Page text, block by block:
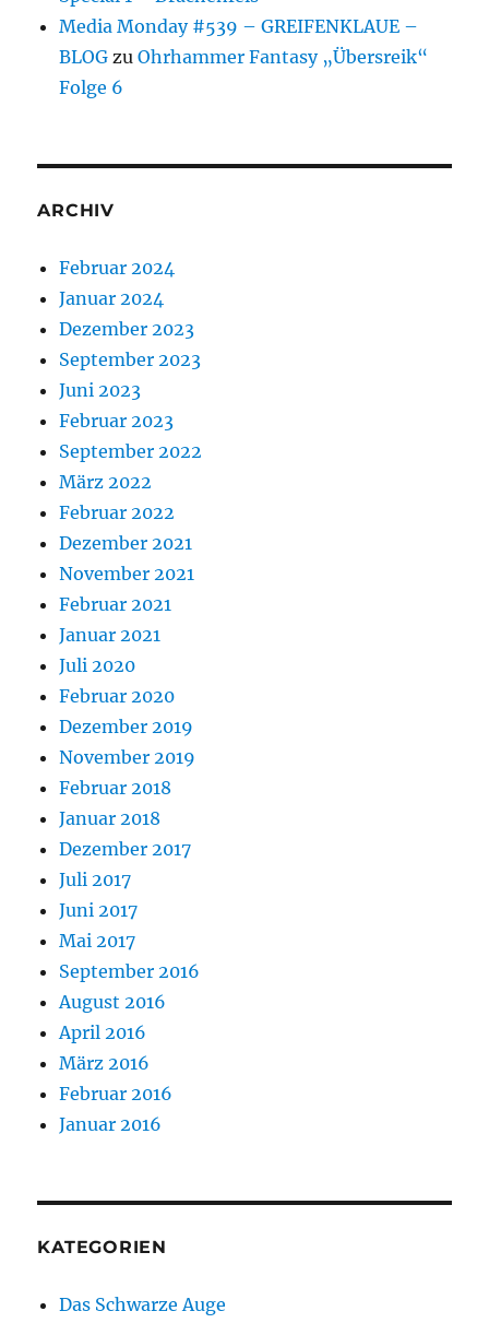
Media Monday #539 – GREIFENKLAUE –
BLOG zuOhrhammer Fantasy „Übersreik“
Folge 6
ARCHIV
Februar 2024
Januar 2024
Dezember 2023
September 2023
Juni 2023
Februar 2023
September 2022
März 2022
Februar 2022
Dezember 2021
November 2021
Februar 2021
Januar 2021
Juli 2020
Februar 2020
Dezember 2019
November 2019
Februar 2018
Januar 2018
Dezember 2017
Juli 2017
Juni 2017
Mai 2017
September 2016
August 2016
April 2016
März 2016
Februar 2016
Januar 2016
KATEGORIEN
Das Schwarze Auge